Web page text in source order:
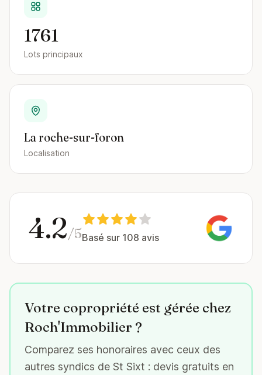
1761
Lots principaux
La roche-sur-foron
Localisation
4.2/5Basé sur 108 avis
Votre copropriété est gérée chez
Roch'Immobilier ?
Comparez ses honoraires avec ceux des
autres syndics de St Sixt : devis gratuits en